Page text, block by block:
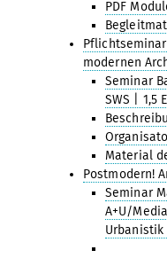
PDF
modernen
Seminar
SWS | 1,5
Material
Postmodern!
Seminar
A+U/
Urbanistik